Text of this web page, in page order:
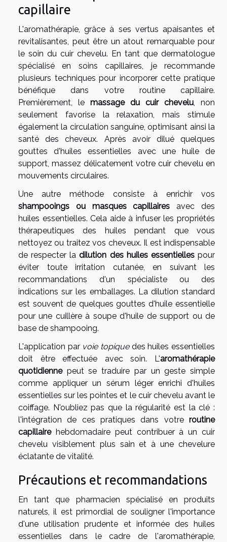
capillaire
L'aromathérapie, grâce à ses vertus apaisantes et
revitalisantes, peut être un atout remarquable pour
le soin du cuir chevelu. En tant que dermatologue
spécialisé en soins capillaires, je recommande
plusieurs techniques pour incorporer cette pratique
bénéfique dans votre routine capillaire.
Premièrement, le massage du cuir chevelu, non
seulement favorise la relaxation, mais stimule
également la circulation sanguine, optimisant ainsi la
santé des cheveux. Après avoir dilué quelques
gouttes d'huiles essentielles avec une huile de
support, massez délicatement votre cuir chevelu en
mouvements circulaires.
Une autre méthode consiste à enrichir vos
shampooings ou masques capillaires avec des
huiles essentielles. Cela aide à infuser les propriétés
thérapeutiques des huiles pendant que vous
nettoyez ou traitez vos cheveux. Il est indispensable
de respecter ladilution des huiles essentiellespour
éviter toute irritation cutanée, en suivant les
recommandations d'un spécialiste ou des
indications sur les emballages. La dilution standard
est souvent de quelques gouttes d'huile essentielle
pour une cuillère à soupe d'huile de support ou de
base de shampooing.
L'application par voie topiquedes huiles essentielles
doit être effectuée avec soin. L'aromathérapie
quotidiennepeut se traduire par un geste simple
comme appliquer un sérum léger enrichi d'huiles
essentielles sur les pointes et le cuir chevelu avant le
coiffage. N'oubliez pas que la régularité est la clé :
l'intégration de ces pratiques dans votre routine
capillairehebdomadaire peut contribuer à un cuir
chevelu visiblement plus sain et à une chevelure
éclatante de vitalité.
Précautions et recommandations
En tant que pharmacien spécialisé en produits
naturels, il est primordial de souligner l'importance
d'une utilisation prudente et informée des huiles
essentielles dans le cadre de l'aromathérapie,